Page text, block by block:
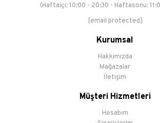
(Haftaiçi: 10:00 - 20:30 - Haftasonu:
[email protected]
Kurumsal
Hakkımızda
Mağazalar
İletişim
Müşteri Hizmetleri
Hesabım